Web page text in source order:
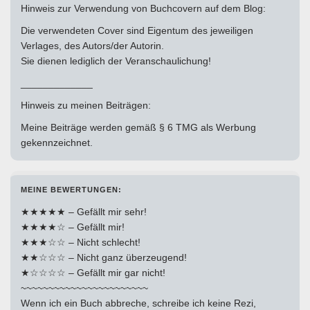
Hinweis zur Verwendung von Buchcovern auf dem Blog:
Die verwendeten Cover sind Eigentum des jeweiligen
Verlages, des Autors/der Autorin.
Sie dienen lediglich der Veranschaulichung!
Hinweis zu meinen Beiträgen:
Meine Beiträge werden gemäß § 6 TMG als Werbung
gekennzeichnet.
MEINE BEWERTUNGEN:
★★★★★ – Gefällt mir sehr!
★★★★☆ – Gefällt mir!
★★★☆☆ – Nicht schlecht!
★★☆☆☆ – Nicht ganz überzeugend!
★☆☆☆☆ – Gefällt mir gar nicht!
~~~~~~~~~~~~~~~~~~~~~~~
Wenn ich ein Buch abbreche, schreibe ich keine Rezi,